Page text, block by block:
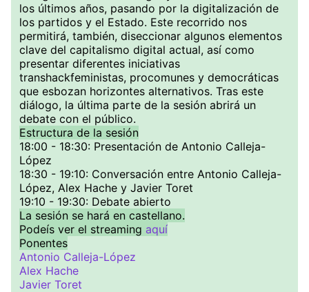
los últimos años, pasando por la digitalización de
los partidos y el Estado. Este recorrido nos
permitirá, también, diseccionar algunos elementos
clave del capitalismo digital actual, así como
presentar diferentes iniciativas
transhackfeministas, procomunes y democráticas
que esbozan horizontes alternativos. Tras este
diálogo, la última parte de la sesión abrirá un
debate con el público.
Estructura de la sesión
18:00 - 18:30: Presentación de Antonio Calleja-
López
18:30 - 19:10: Conversación entre Antonio Calleja-
López, Alex Hache y Javier Toret
19:10 - 19:30: Debate abierto
La sesión se hará en castellano.
Podeís ver el streaming aquí
Ponentes
Antonio Calleja-López
Alex Hache
Javier Toret